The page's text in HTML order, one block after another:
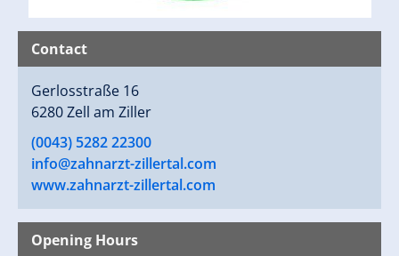
Contact
Gerlosstraße 16
6280 Zell am Ziller
(0043) 5282 22300
info@zahnarzt-zillertal.com
www.zahnarzt-zillertal.com
Opening Hours